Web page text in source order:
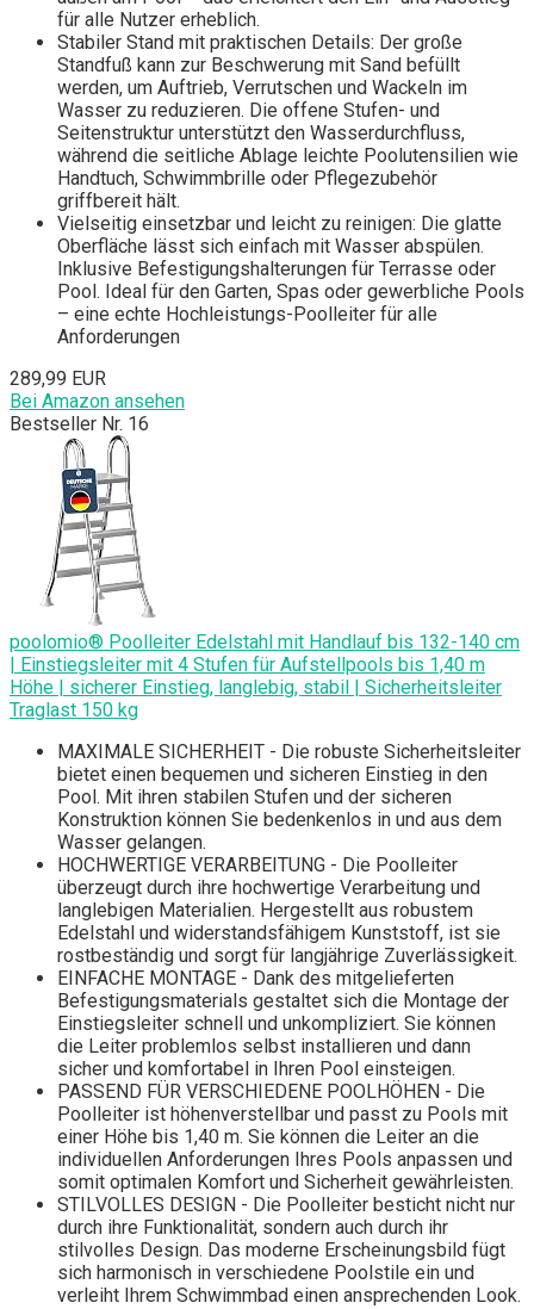
für alle Nutzer erheblich.
Stabiler Stand mit praktischen Details: Der große
Standfuß kann zur Beschwerung mit Sand befüllt
werden, um Auftrieb, Verrutschen und Wackeln im
Wasser zu reduzieren. Die offene Stufen- und
Seitenstruktur unterstützt den Wasserdurchfluss,
während die seitliche Ablage leichte Poolutensilien wie
Handtuch, Schwimmbrille oder Pflegezubehör
griffbereit hält.
Vielseitig einsetzbar und leicht zu reinigen: Die glatte
Oberfläche lässt sich einfach mit Wasser abspülen.
Inklusive Befestigungshalterungen für Terrasse oder
Pool. Ideal für den Garten, Spas oder gewerbliche Pools
– eine echte Hochleistungs-Poolleiter für alle
Anforderungen
289,99 EUR
Bei Amazon ansehen
Bestseller Nr. 16
poolomio® Poolleiter Edelstahl mit Handlauf bis 132-140 cm
| Einstiegsleiter mit 4 Stufen für Aufstellpools bis 1,40 m
Höhe | sicherer Einstieg, langlebig, stabil | Sicherheitsleiter
Traglast 150 kg
MAXIMALE SICHERHEIT - Die robuste Sicherheitsleiter
bietet einen bequemen und sicheren Einstieg in den
Pool. Mit ihren stabilen Stufen und der sicheren
Konstruktion können Sie bedenkenlos in und aus dem
Wasser gelangen.
HOCHWERTIGE VERARBEITUNG - Die Poolleiter
überzeugt durch ihre hochwertige Verarbeitung und
langlebigen Materialien. Hergestellt aus robustem
Edelstahl und widerstandsfähigem Kunststoff, ist sie
rostbeständig und sorgt für langjährige Zuverlässigkeit.
EINFACHE MONTAGE - Dank des mitgelieferten
Befestigungsmaterials gestaltet sich die Montage der
Einstiegsleiter schnell und unkompliziert. Sie können
die Leiter problemlos selbst installieren und dann
sicher und komfortabel in Ihren Pool einsteigen.
PASSEND FÜR VERSCHIEDENE POOLHÖHEN - Die
Poolleiter ist höhenverstellbar und passt zu Pools mit
einer Höhe bis 1,40 m. Sie können die Leiter an die
individuellen Anforderungen Ihres Pools anpassen und
somit optimalen Komfort und Sicherheit gewährleisten.
STILVOLLES DESIGN - Die Poolleiter besticht nicht nur
durch ihre Funktionalität, sondern auch durch ihr
stilvolles Design. Das moderne Erscheinungsbild fügt
sich harmonisch in verschiedene Poolstile ein und
verleiht Ihrem Schwimmbad einen ansprechenden Look.